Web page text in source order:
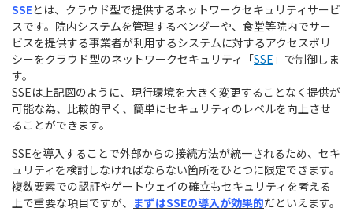
SSEとは、クラウド型で提供するネットワークセキュリティサービ
スです。院内システムを管理するベンダーや、食堂等院内でサー
ビスを提供する事業者が利用するシステムに対するアクセスポリ
シーをクラウド型のネットワークセキュリティ「SSE 」で制御しま
す。
SSEは上記図のように、現行環境を大きく変更することなく提供が
可能な為、比較的早く、簡単にセキュリティのレベルを向上させ
ることができます。
SSEを導入することで外部からの接続方法が統一されるため、セキ
ュリティを検討しなければならない箇所をひとつに限定できます。
複数要素での認証やゲートウェイの確立もセキュリティを考える
上で重要な項目ですが、 まずはSSEの導入が効果的だといえます。